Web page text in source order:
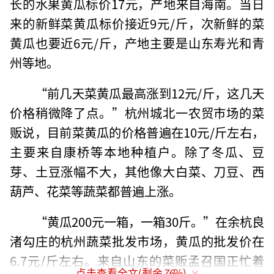
长的水果黄瓜标价17元，产地来自海南。当日
来的新鲜菜黄瓜标价接近9元/斤，次新鲜的菜
黄瓜也要近6元/斤，产地主要是山东寿光和青
州等地。
“前几天菜黄瓜最高涨到12元/斤，这几天
价格稍微降了点。”杭州城北一农贸市场的菜
贩说，目前菜黄瓜的价格普遍在10元/斤左右，
主要来自康桥等本地种植户。除了冬瓜、豆
芽、土豆涨幅不大，其他像大白菜、刀豆、西
葫芦、花菜等蔬菜都普遍上涨。
“黄瓜200元一箱，一箱30斤。”在余杭良
渚勾庄的杭州蔬菜批发市场，黄瓜的批发价在
6.7元/斤左右。来自山东的菜贩孟召国正忙着